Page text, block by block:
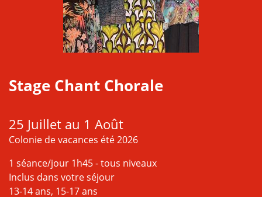
Stage Chant Chorale
25 Juillet au 1 Août
Colonie de vacances été 2026
1 séance/jour 1h45 - tous niveaux
Inclus dans votre séjour
13-14 ans, 15-17 ans